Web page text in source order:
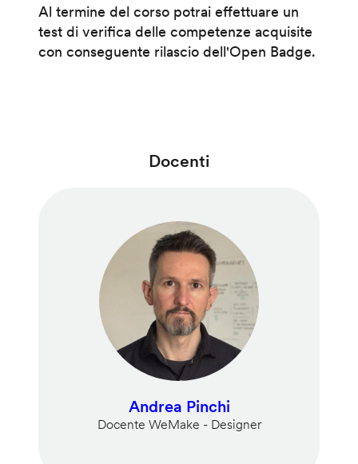
Al termine del corso potrai effettuare un
test di verifica delle competenze acquisite
con conseguente rilascio dell'Open Badge.
Docenti
Andrea Pinchi
Docente WeMake - Designer